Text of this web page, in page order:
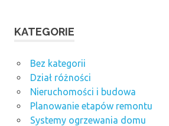
KATEGORIE
Bez kategorii
Dział różności
Nieruchomości i budowa
Planowanie etapów remontu
Systemy ogrzewania domu